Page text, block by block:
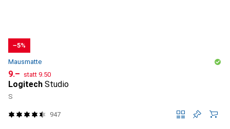
−5%
Mausmatte
CHF
9.– statt CHF
9.50
Logitech Studio
S
947